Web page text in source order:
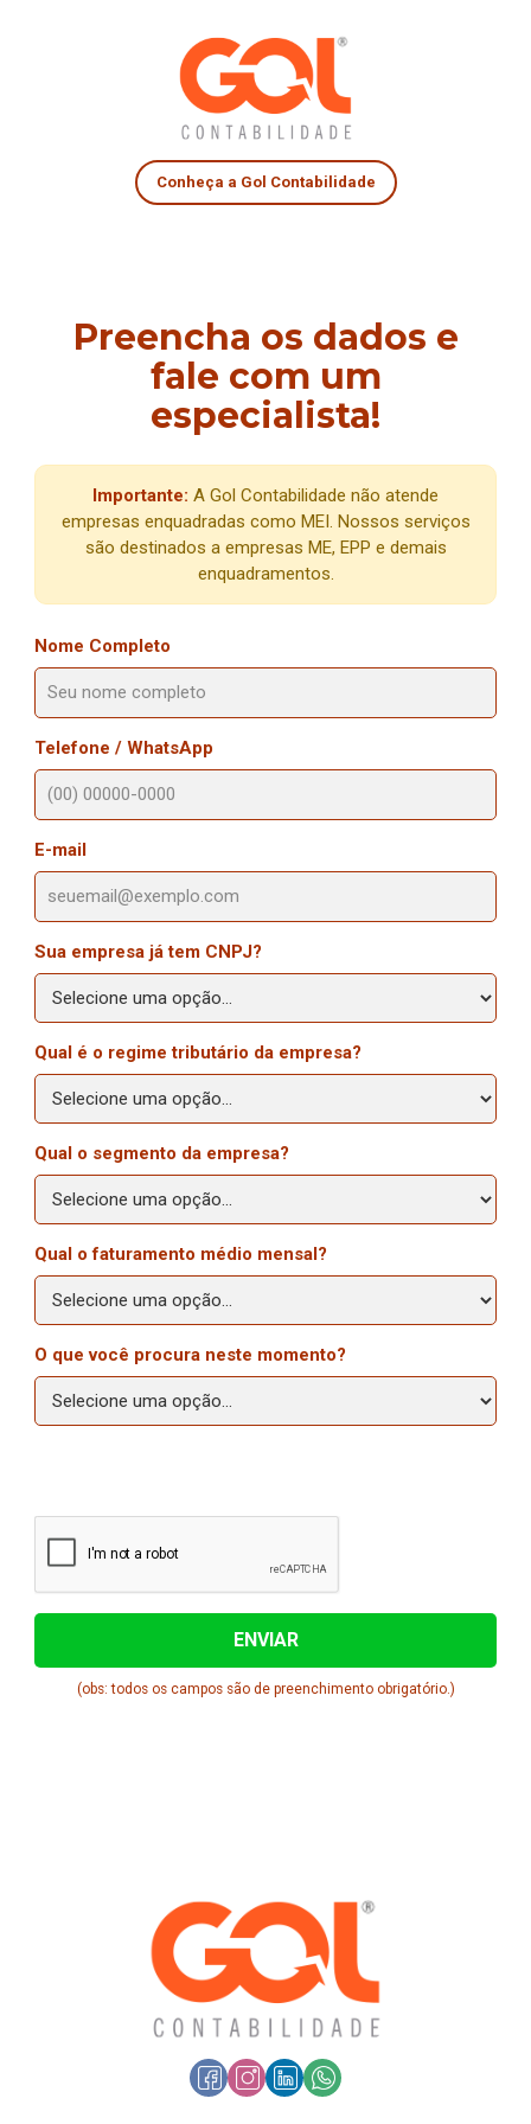
Conheça a Gol Contabilidade
Preencha os dados e
fale com um
especialista!
Importante: A Gol Contabilidade não atende
empresas enquadradas como MEI. Nossos serviços
são destinados a empresas ME, EPP e demais
enquadramentos.
Nome Completo
Telefone / WhatsApp
E-mail
Sua empresa já tem CNPJ?
Qual é o regime tributário da empresa?
Qual o segmento da empresa?
Qual o faturamento médio mensal?
O que você procura neste momento?
(obs: todos os campos são de preenchimento obrigatório.)